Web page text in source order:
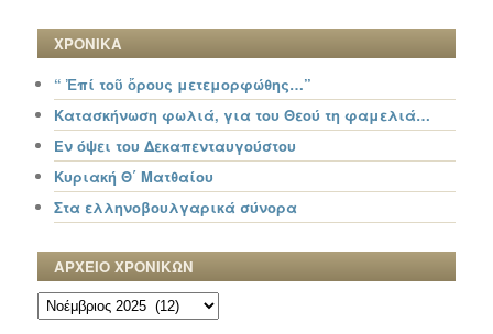
ΧΡΟΝΙΚΑ
“ Ἐπί τοῦ ὄρους μετεμορφώθης…”
Κατασκήνωση φωλιά, για του Θεού τη φαμελιά…
Εν όψει του Δεκαπενταυγούστου
Κυριακή Θ΄ Ματθαίου
Στα ελληνοβουλγαρικά σύνορα
ΑΡΧΕΙΟ ΧΡΟΝΙΚΩΝ
ΑΡΧΕΙΟ
ΧΡΟΝΙΚΩΝ